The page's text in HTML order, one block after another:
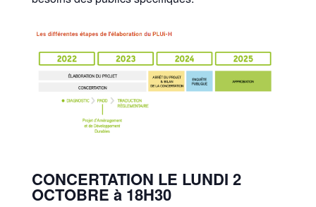
CONCERTATION LE LUNDI 2
OCTOBRE à 18H30